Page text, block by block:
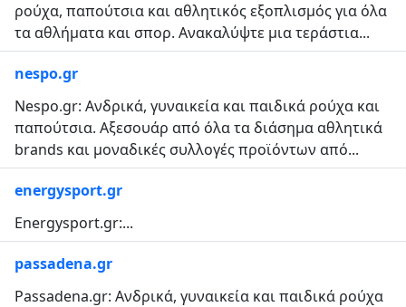
ρούχα, παπούτσια και αθλητικός εξοπλισμός για όλα
τα αθλήματα και σπορ. Ανακαλύψτε μια τεράστια...
nespo.gr
Nespo.gr: Ανδρικά, γυναικεία και παιδικά ρούχα και
παπούτσια. Αξεσουάρ από όλα τα διάσημα αθλητικά
brands και μοναδικές συλλογές προϊόντων από...
energysport.gr
Energysport.gr:...
passadena.gr
Passadena.gr: Ανδρικά, γυναικεία και παιδικά ρούχα